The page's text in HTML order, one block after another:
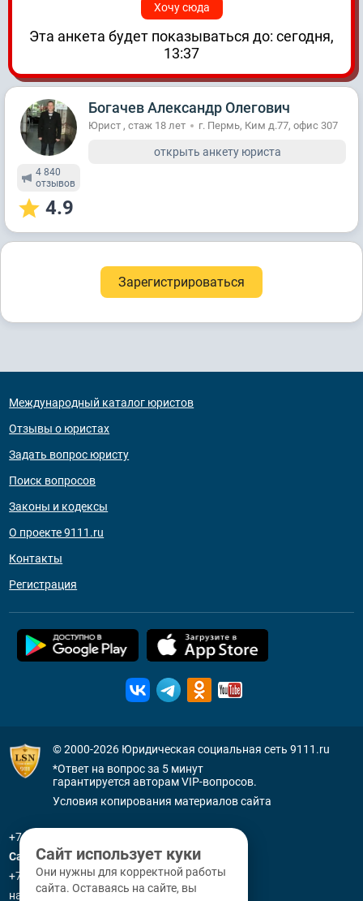
Хочу сюда
Эта анкета будет показываться до: сегодня,
13:37
4 840
отзывов
4.9
Богачев Александр Олегович
Юрист , стаж 18 лет г. Пермь, Ким д.77, офис 307
открыть анкету юриста
Зарегистрироваться
Международный каталог юристов
Отзывы о юристах
Задать вопрос юристу
Поиск вопросов
Законы и кодексы
О проекте 9111.ru
Контакты
Регистрация
© 2000-2026 Юридическая социальная сеть 9111.ru
*Ответ на вопрос за 5 минут
гарантируется авторам VIP-вопросов.
Условия копирования материалов сайта
+7 (800) 505-91-11
Санкт-Петербург
+7 (812) 336-92-64
наб. р. Фонтанки, д. 59
Сайт использует куки
Они нужны для корректной работы
сайта. Оставаясь на сайте, вы